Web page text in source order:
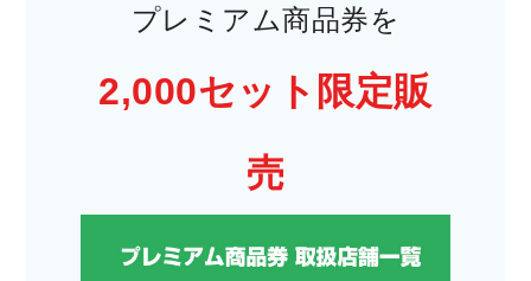
プレミアム商品券を
2,000セット限定販
売